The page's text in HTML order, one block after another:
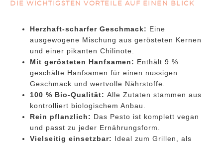
DIE WICHTIGSTEN VORTEILE AUF EINEN BLICK
Herzhaft-scharfer Geschmack: Eine
ausgewogene Mischung aus gerösteten Kernen
und einer pikanten Chilinote.
Mit gerösteten Hanfsamen: Enthält 9 %
geschälte Hanfsamen für einen nussigen
Geschmack und wertvolle Nährstoffe.
100 % Bio-Qualität: Alle Zutaten stammen aus
kontrolliert biologischem Anbau.
Rein pflanzlich: Das Pesto ist komplett vegan
und passt zu jeder Ernährungsform.
Vielseitig einsetzbar: Ideal zum Grillen, als